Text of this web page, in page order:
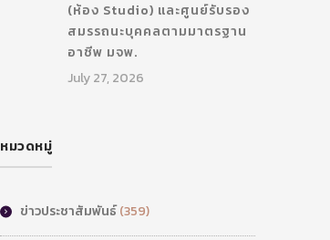
(ห้อง Studio) และศูนย์รับรอง
สมรรถนะบุคคลตามมาตรฐาน
อาชีพ มจพ.
July 27, 2026
หมวดหมู่
ข่าวประชาสัมพันธ์(359)